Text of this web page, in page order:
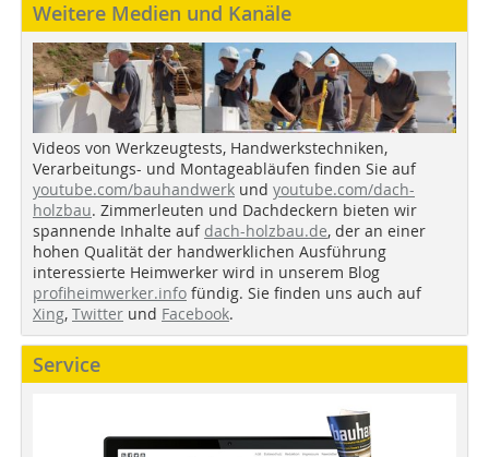
Weitere Medien und Kanäle
Videos von Werkzeugtests, Handwerkstechniken,
Verarbeitungs- und Montageabläufen finden Sie auf
youtube.com/bauhandwerk und youtube.com/dach-
holzbau. Zimmerleuten und Dachdeckern bieten wir
spannende Inhalte auf dach-holzbau.de, der an einer
hohen Qualität der handwerklichen Ausführung
interessierte Heimwerker wird in unserem Blog
profiheimwerker.info fündig. Sie finden uns auch auf
Xing, Twitter und Facebook.
Service